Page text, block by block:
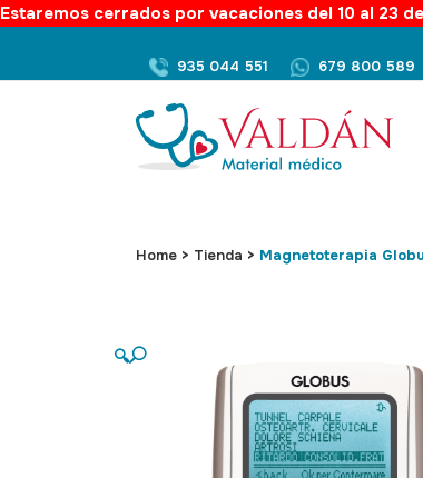
Estaremos cerrados por vacaciones del 10 al 23
935 044 551 679 800 589
Home > Tienda > Magnetoterapia
🔍